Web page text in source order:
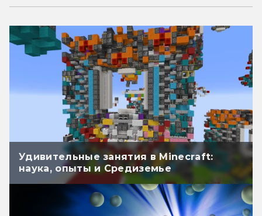
Удивительные занятия в Minecraft:
наука, опыты и Средиземье